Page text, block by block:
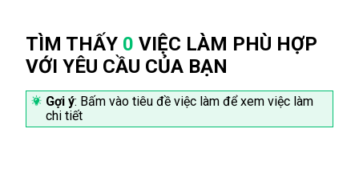
TÌM THẤY 0 VIỆC LÀM PHÙ HỢP
VỚI YÊU CẦU CỦA BẠN
Gợi ý: Bấm vào tiêu đề việc làm để xem việc làm
chi tiết